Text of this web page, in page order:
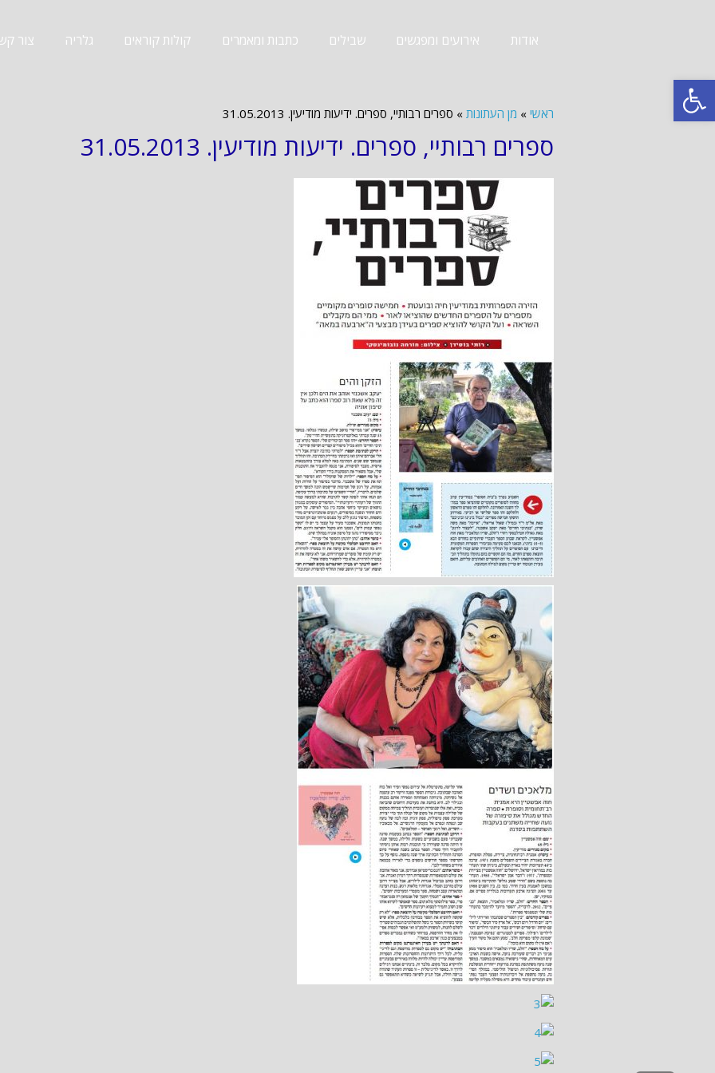
פתח סרגל נגישות
אודות אירועים ומפגשים שבילים כתבות ומאמרים קולות קוראים גלריה צור
ראשי » מן העתונות » ספרים רבותיי, ספרים. ידיעות מודיעין. 31.05.2013
ספרים רבותיי, ספרים. ידיעות מודיעין. 31.05.2013